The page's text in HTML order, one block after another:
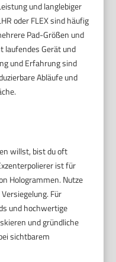
und langlebiger
oder FLEX sind häufig
Pad-Größen und
laufendes Gerät und
und Erfahrung sind
Abläufe und
willst, bist du oft
ist für
Hologrammen. Nutze
Für
und hochwertige
und gründliche
sichtbarem